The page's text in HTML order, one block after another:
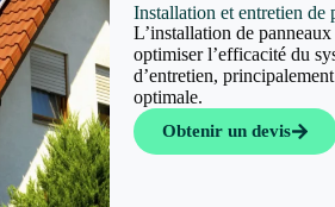
Installation et entretien de
L’installation de
optimiser l’efficacité du
d’entretien,
optimale.
Obtenir un devis